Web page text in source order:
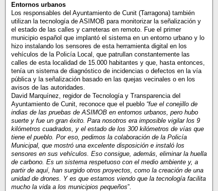
Entornos urbanos
Los responsables del Ayuntamiento de Cunit (Tarragona) también
utilizan la tecnología de ASIMOB para monitorizar la señalización y
el estado de las calles y carreteras en remoto. Fue el primer
municipio español que implantó el sistema en un entorno urbano y lo
hizo instalando los sensores de esta herramienta digital en los
vehículos de la Policía Local, que patrullan constantemente las
calles de esta localidad de 15.000 habitantes y que, hasta entonces,
tenía un sistema de diagnóstico de incidencias o defectos en la vía
pública y la señalización basado en las quejas vecinales o en los
avisos de las autoridades.
David Marquínez, regidor de Tecnología y Transparencia del
Ayuntamiento de Cunit, reconoce que el pueblo “fue el conejillo de
indias de las pruebas de ASIMOB en entornos urbanos, pero hubo
suerte y fue un gran éxito. Para nosotros era imposible vigilar los 9
kilómetros cuadrados, y el estado de los 300 kilómetros de vías que
tiene el pueblo. Por eso, pedimos la colaboración de la Policía
Municipal, que mostró una excelente disposición e instaló los
sensores en sus vehículos. Eso consigue, además, eliminar la huella
de carbono. Es un sistema respetuoso con el medio ambiente y, a
partir de aquí, han surgido otros proyectos, como la creación de una
unidad de drones. Y es que estamos viendo que la tecnología facilita
mucho la vida a los municipios pequeños”.